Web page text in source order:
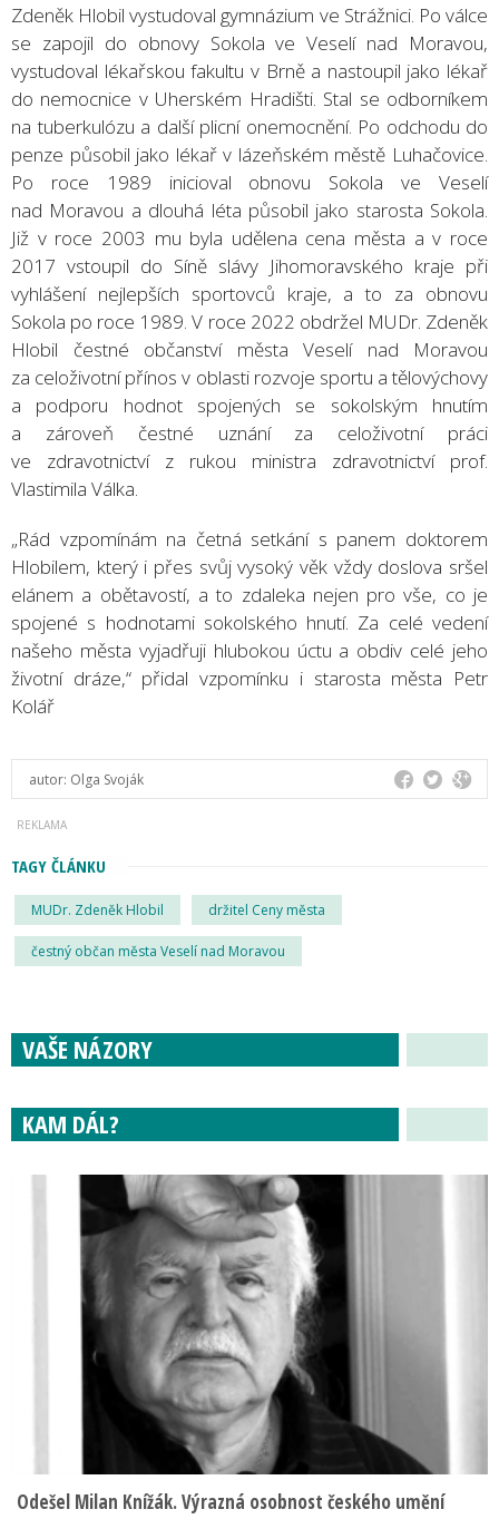
Zdeněk Hlobil vystudoval gymnázium ve Strážnici. Po válce
se zapojil do obnovy Sokola ve Veselí nad Moravou,
vystudoval lékařskou fakultu v Brně a nastoupil jako lékař
do nemocnice v Uherském Hradišti. Stal se odborníkem
na tuberkulózu a další plicní onemocnění. Po odchodu do
penze působil jako lékař v lázeňském městě Luhačovice.
Po roce 1989 inicioval obnovu Sokola ve Veselí
nad Moravou a dlouhá léta působil jako starosta Sokola.
Již v roce 2003 mu byla udělena cena města a v roce
2017 vstoupil do Síně slávy Jihomoravského kraje při
vyhlášení nejlepších sportovců kraje, a to za obnovu
Sokola po roce 1989. V roce 2022 obdržel MUDr. Zdeněk
Hlobil čestné občanství města Veselí nad Moravou
za celoživotní přínos v oblasti rozvoje sportu a tělovýchovy
a podporu hodnot spojených se sokolským hnutím
a zároveň čestné uznání za celoživotní práci
ve zdravotnictví z rukou ministra zdravotnictví prof.
Vlastimila Válka.
„Rád vzpomínám na četná setkání s panem doktorem
Hlobilem, který i přes svůj vysoký věk vždy doslova sršel
elánem a obětavostí, a to zdaleka nejen pro vše, co je
spojené s hodnotami sokolského hnutí. Za celé vedení
našeho města vyjadřuji hlubokou úctu a obdiv celé jeho
životní dráze,“ přidal vzpomínku i starosta města Petr
Kolář
autor: Olga Svoják
TAGY ČLÁNKU
MUDr. Zdeněk Hlobil držitel Ceny města
čestný občan města Veselí nad Moravou
VAŠE NÁZORY
KAM DÁL?
Odešel Milan Knížák. Výrazná osobnost českého umění